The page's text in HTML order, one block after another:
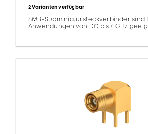
2 Varianten verfügbar
SMB-Subminiatursteckverbinder sind
Anwendungen von DC bis 4 GHz